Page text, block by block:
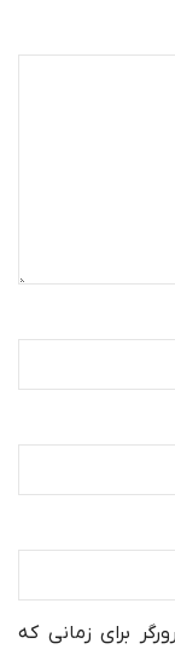
برای زمانی که